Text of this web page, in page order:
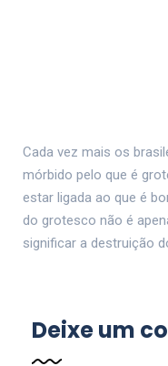
Cada vez mais os
mórbido pelo que é
estar ligada ao que é
do grotesco não é
significar a destruição
Deixe um